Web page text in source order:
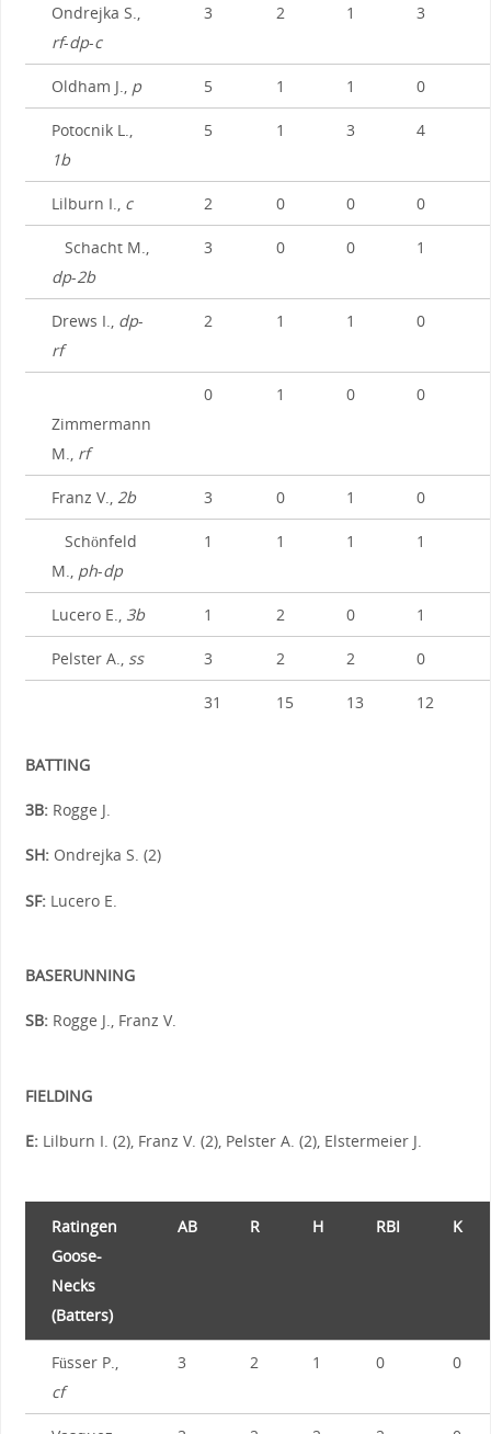
Ondrejka S.,
rf-dp-c
3 2 1 3
Oldham J., p 5 1 1 0
Potocnik L.,
1b
5 1 3 4
Lilburn I., c 2 0 0 0
Schacht M.,
dp-2b
3 0 0 1
Drews I., dp-
rf
2 1 1 0
Zimmermann
M., rf
0 1 0 0
Franz V., 2b 3 0 1 0
Schönfeld
M., ph-dp
1 1 1 1
Lucero E., 3b 1 2 0 1
Pelster A., ss 3 2 2 0
31 15 13 12
BATTING
3B:Rogge J.
SH:Ondrejka S. (2)
SF:Lucero E.
BASERUNNING
SB:Rogge J., Franz V.
FIELDING
E:Lilburn I. (2), Franz V. (2), Pelster A. (2), Elstermeier J.
Ratingen
Goose-
Necks
(Batters)
AB R H RBI K
Füsser P.,
cf
3 2 1 0 0